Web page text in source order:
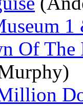
1
Of The